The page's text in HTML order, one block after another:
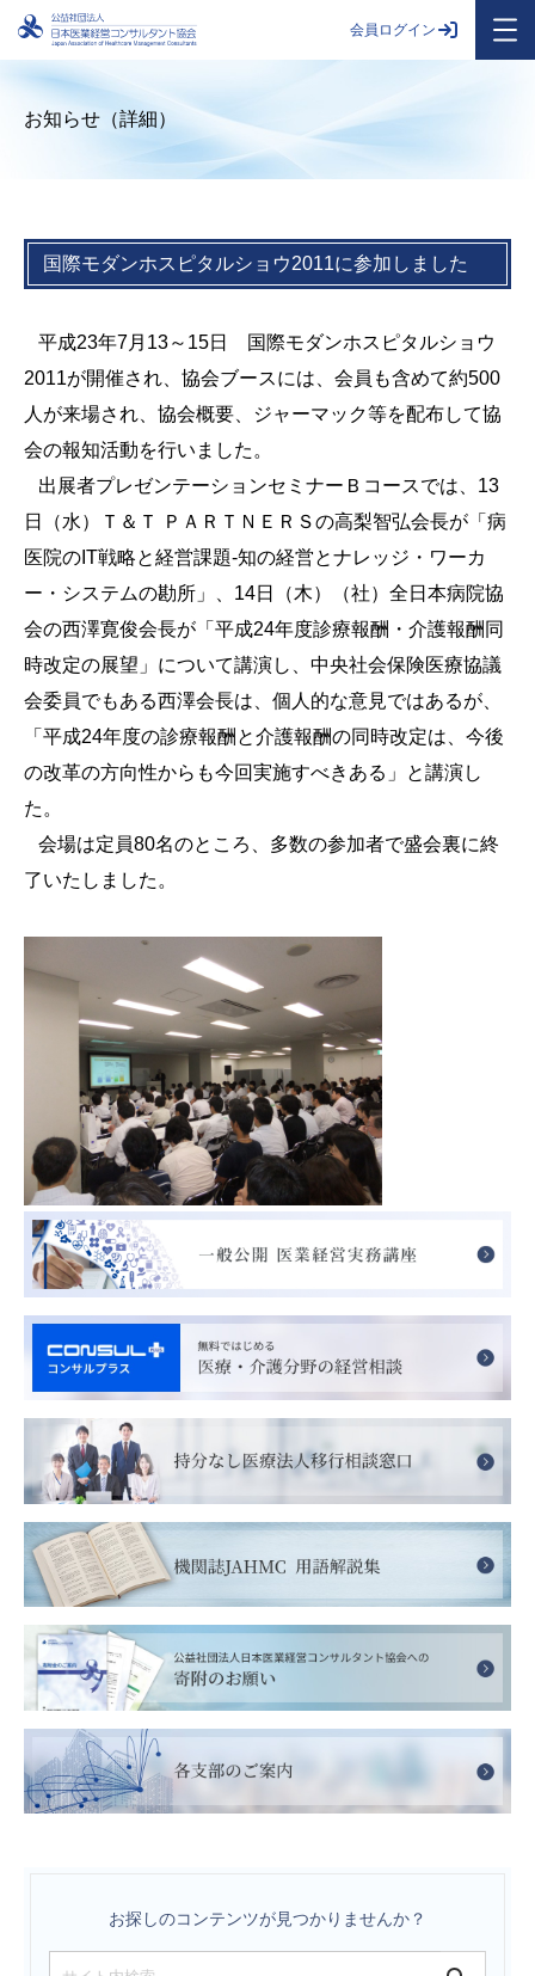
会員ログイン
お知らせ（詳細）
国際モダンホスピタルショウ2011に参加しました
平成23年7月13～15日 国際モダンホスピタルショウ
2011が開催され、協会ブースには、会員も含めて約500
人が来場され、協会概要、ジャーマック等を配布して協
会の報知活動を行いました。
出展者プレゼンテーションセミナーＢコースでは、13
日（水）Ｔ＆Ｔ ＰＡＲＴＮＥＲＳの高梨智弘会長が「病
医院のIT戦略と経営課題-知の経営とナレッジ・ワーカ
ー・システムの勘所」、14日（木）（社）全日本病院協
会の西澤寛俊会長が「平成24年度診療報酬・介護報酬同
時改定の展望」について講演し、中央社会保険医療協議
会委員でもある西澤会長は、個人的な意見ではあるが、
「平成24年度の診療報酬と介護報酬の同時改定は、今後
の改革の方向性からも今回実施すべきある」と講演し
た。
会場は定員80名のところ、多数の参加者で盛会裏に終
了いたしました。
お探しのコンテンツが見つかりませんか？